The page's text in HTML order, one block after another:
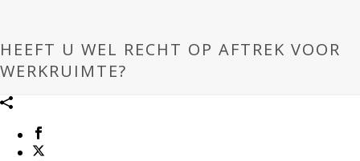
HEEFT U WEL RECHT OP AFTREK VOOR
WERKRUIMTE?